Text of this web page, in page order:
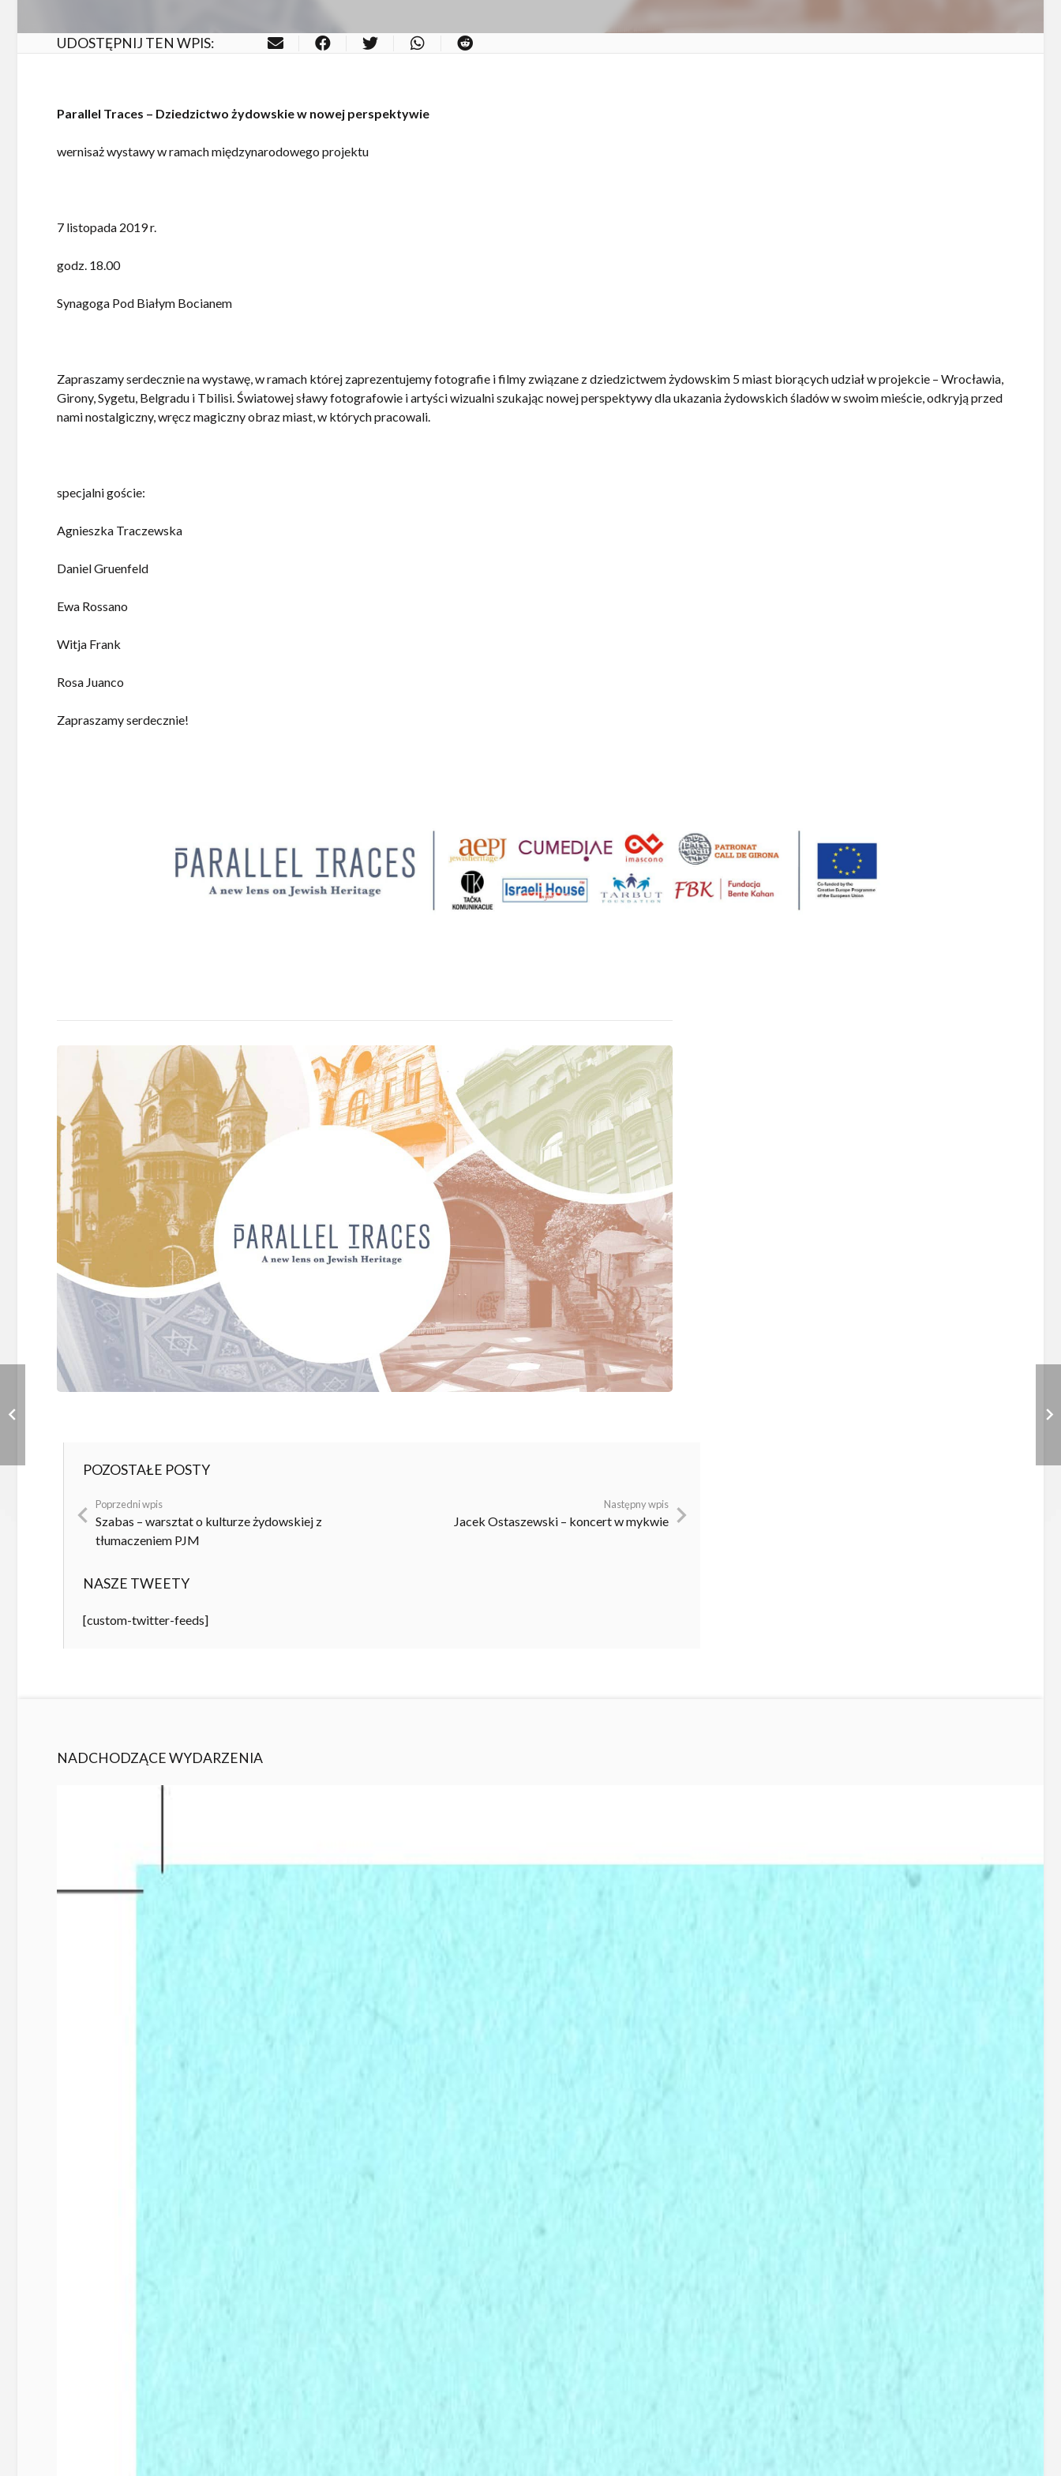
UDOSTĘPNIJ TEN WPIS:
Parallel Traces – Dziedzictwo żydowskie w nowej perspektywie
wernisaż wystawy w ramach międzynarodowego projektu
7 listopada 2019 r.
godz. 18.00
Synagoga Pod Białym Bocianem
Zapraszamy serdecznie na wystawę, w ramach której zaprezentujemy fotografie i filmy związane z dziedzictwem żydowskim 5 miast biorących udział w projekcie – Wrocławia,
Girony, Sygetu, Belgradu i Tbilisi. Światowej sławy fotografowie i artyści wizualni szukając nowej perspektywy dla ukazania żydowskich śladów w swoim mieście, odkryją przed
nami nostalgiczny, wręcz magiczny obraz miast, w których pracowali.
specjalni goście:
Agnieszka Traczewska
Daniel Gruenfeld
Ewa Rossano
Witja Frank
Rosa Juanco
Zapraszamy serdecznie!
POZOSTAŁE POSTY
Poprzedni wpis
Szabas – warsztat o kulturze żydowskiej z
tłumaczeniem PJM
Następny wpis
Jacek Ostaszewski – koncert w mykwie
NASZE TWEETY
[custom-twitter-feeds]
NADCHODZĄCE WYDARZENIA